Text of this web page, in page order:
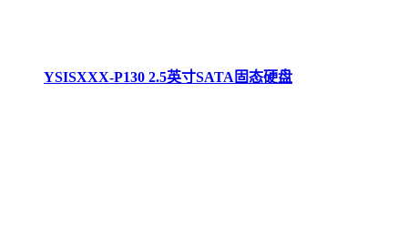
YSISXXX-P130 2.5英寸SATA固态硬盘